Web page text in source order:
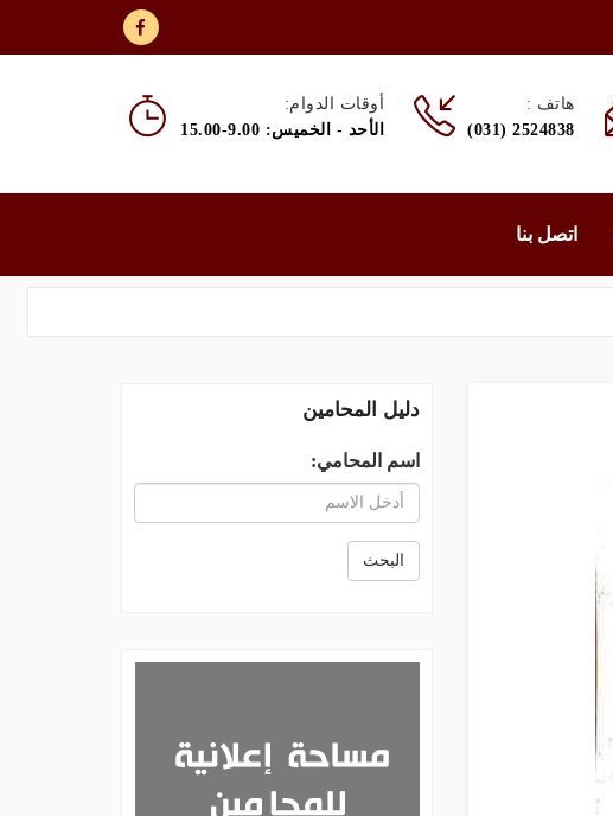
أوقات الدوام:
الأحد - الخميس: 9.00-15.00
هاتف :
(031) 2524838
اتصل بنا
دليل المحامين
اسم المحامي:
البحث